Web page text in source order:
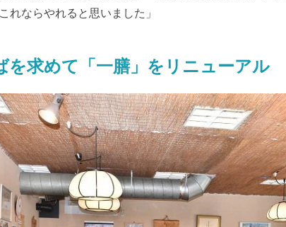
れならやれると思いました」
を求めて「一膳」をリニューアル